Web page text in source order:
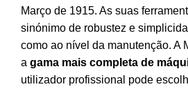
Março de 1915. As suas
sinónimo de robustez e
como ao nível da manutenção. A
a gama mais completa de
utilizador profissional pode